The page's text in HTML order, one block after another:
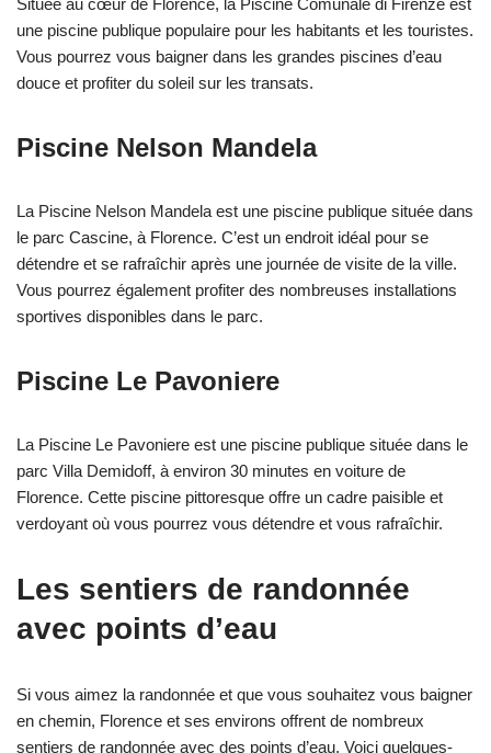
Située au cœur de Florence, la Piscine Comunale di Firenze est
une piscine publique populaire pour les habitants et les touristes.
Vous pourrez vous baigner dans les grandes piscines d’eau
douce et profiter du soleil sur les transats.
Piscine Nelson Mandela
La Piscine Nelson Mandela est une piscine publique située dans
le parc Cascine, à Florence. C’est un endroit idéal pour se
détendre et se rafraîchir après une journée de visite de la ville.
Vous pourrez également profiter des nombreuses installations
sportives disponibles dans le parc.
Piscine Le Pavoniere
La Piscine Le Pavoniere est une piscine publique située dans le
parc Villa Demidoff, à environ 30 minutes en voiture de
Florence. Cette piscine pittoresque offre un cadre paisible et
verdoyant où vous pourrez vous détendre et vous rafraîchir.
Les sentiers de randonnée
avec points d’eau
Si vous aimez la randonnée et que vous souhaitez vous baigner
en chemin, Florence et ses environs offrent de nombreux
sentiers de randonnée avec des points d’eau. Voici quelques-